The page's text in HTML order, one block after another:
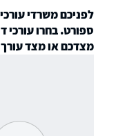
לפניכם משרדי
ספורט. בחרו עורכי
מצדכם או מצד עורך